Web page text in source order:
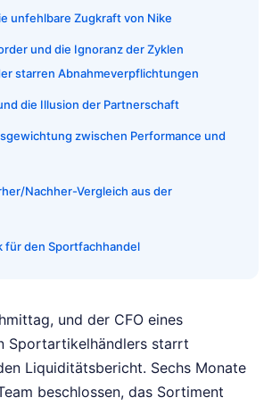
unfehlbare Zugkraft von Nike
und die Ignoranz der Zyklen
starren Abnahmeverpflichtungen
die Illusion der Partnerschaft
zwischen Performance und
Nachher-Vergleich aus der
für den Sportfachhandel
und der CFO eines
Sportartikelhändlers starrt
Liquiditätsbericht. Sechs Monate
beschlossen, das Sortiment